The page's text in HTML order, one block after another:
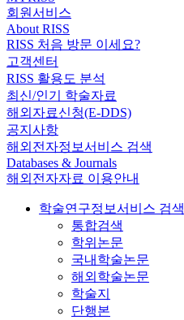
회원서비스
About RISS
RISS 처음 방문 이세요?
고객센터
RISS 활용도 분석
최신/인기 학술자료
해외자료신청(E-DDS)
공지사항
해외전자정보서비스 검색
Databases & Journals
해외전자자료 이용안내
학술연구정보서비스 검색
통합검색
학위논문
국내학술논문
해외학술논문
학술지
단행본